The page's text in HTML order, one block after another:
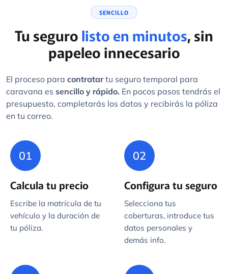
listo en minutos
papeleo innecesario
El proceso para contratar
tu seguro temporal para
presupuesto, completarás los datos y recibirás la póliza
en tu correo.
Calcula tu precio
vehículo y la duración de
tu póliza.
Configura tu seguro
Selecciona tus
coberturas, introduce tus
datos personales y
demás info.